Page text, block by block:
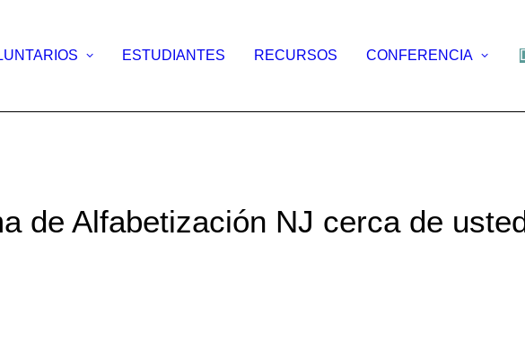
ESTUDIANTES RECURSOS CONFERENCIA
de Alfabetización NJ cerca de